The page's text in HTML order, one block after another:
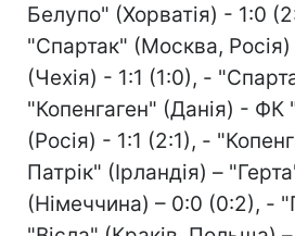
Белупо" (Хорватія) - 1:0
"Спартак" (Москва, Росія)
(Чехія) - 1:1 (1:0), -
"Копенгаген" (Данія) -
(Росія) - 1:1 (2:1), -
Патрік" (Ірландія) –
(Німеччина) – 0:0 (0:2), -